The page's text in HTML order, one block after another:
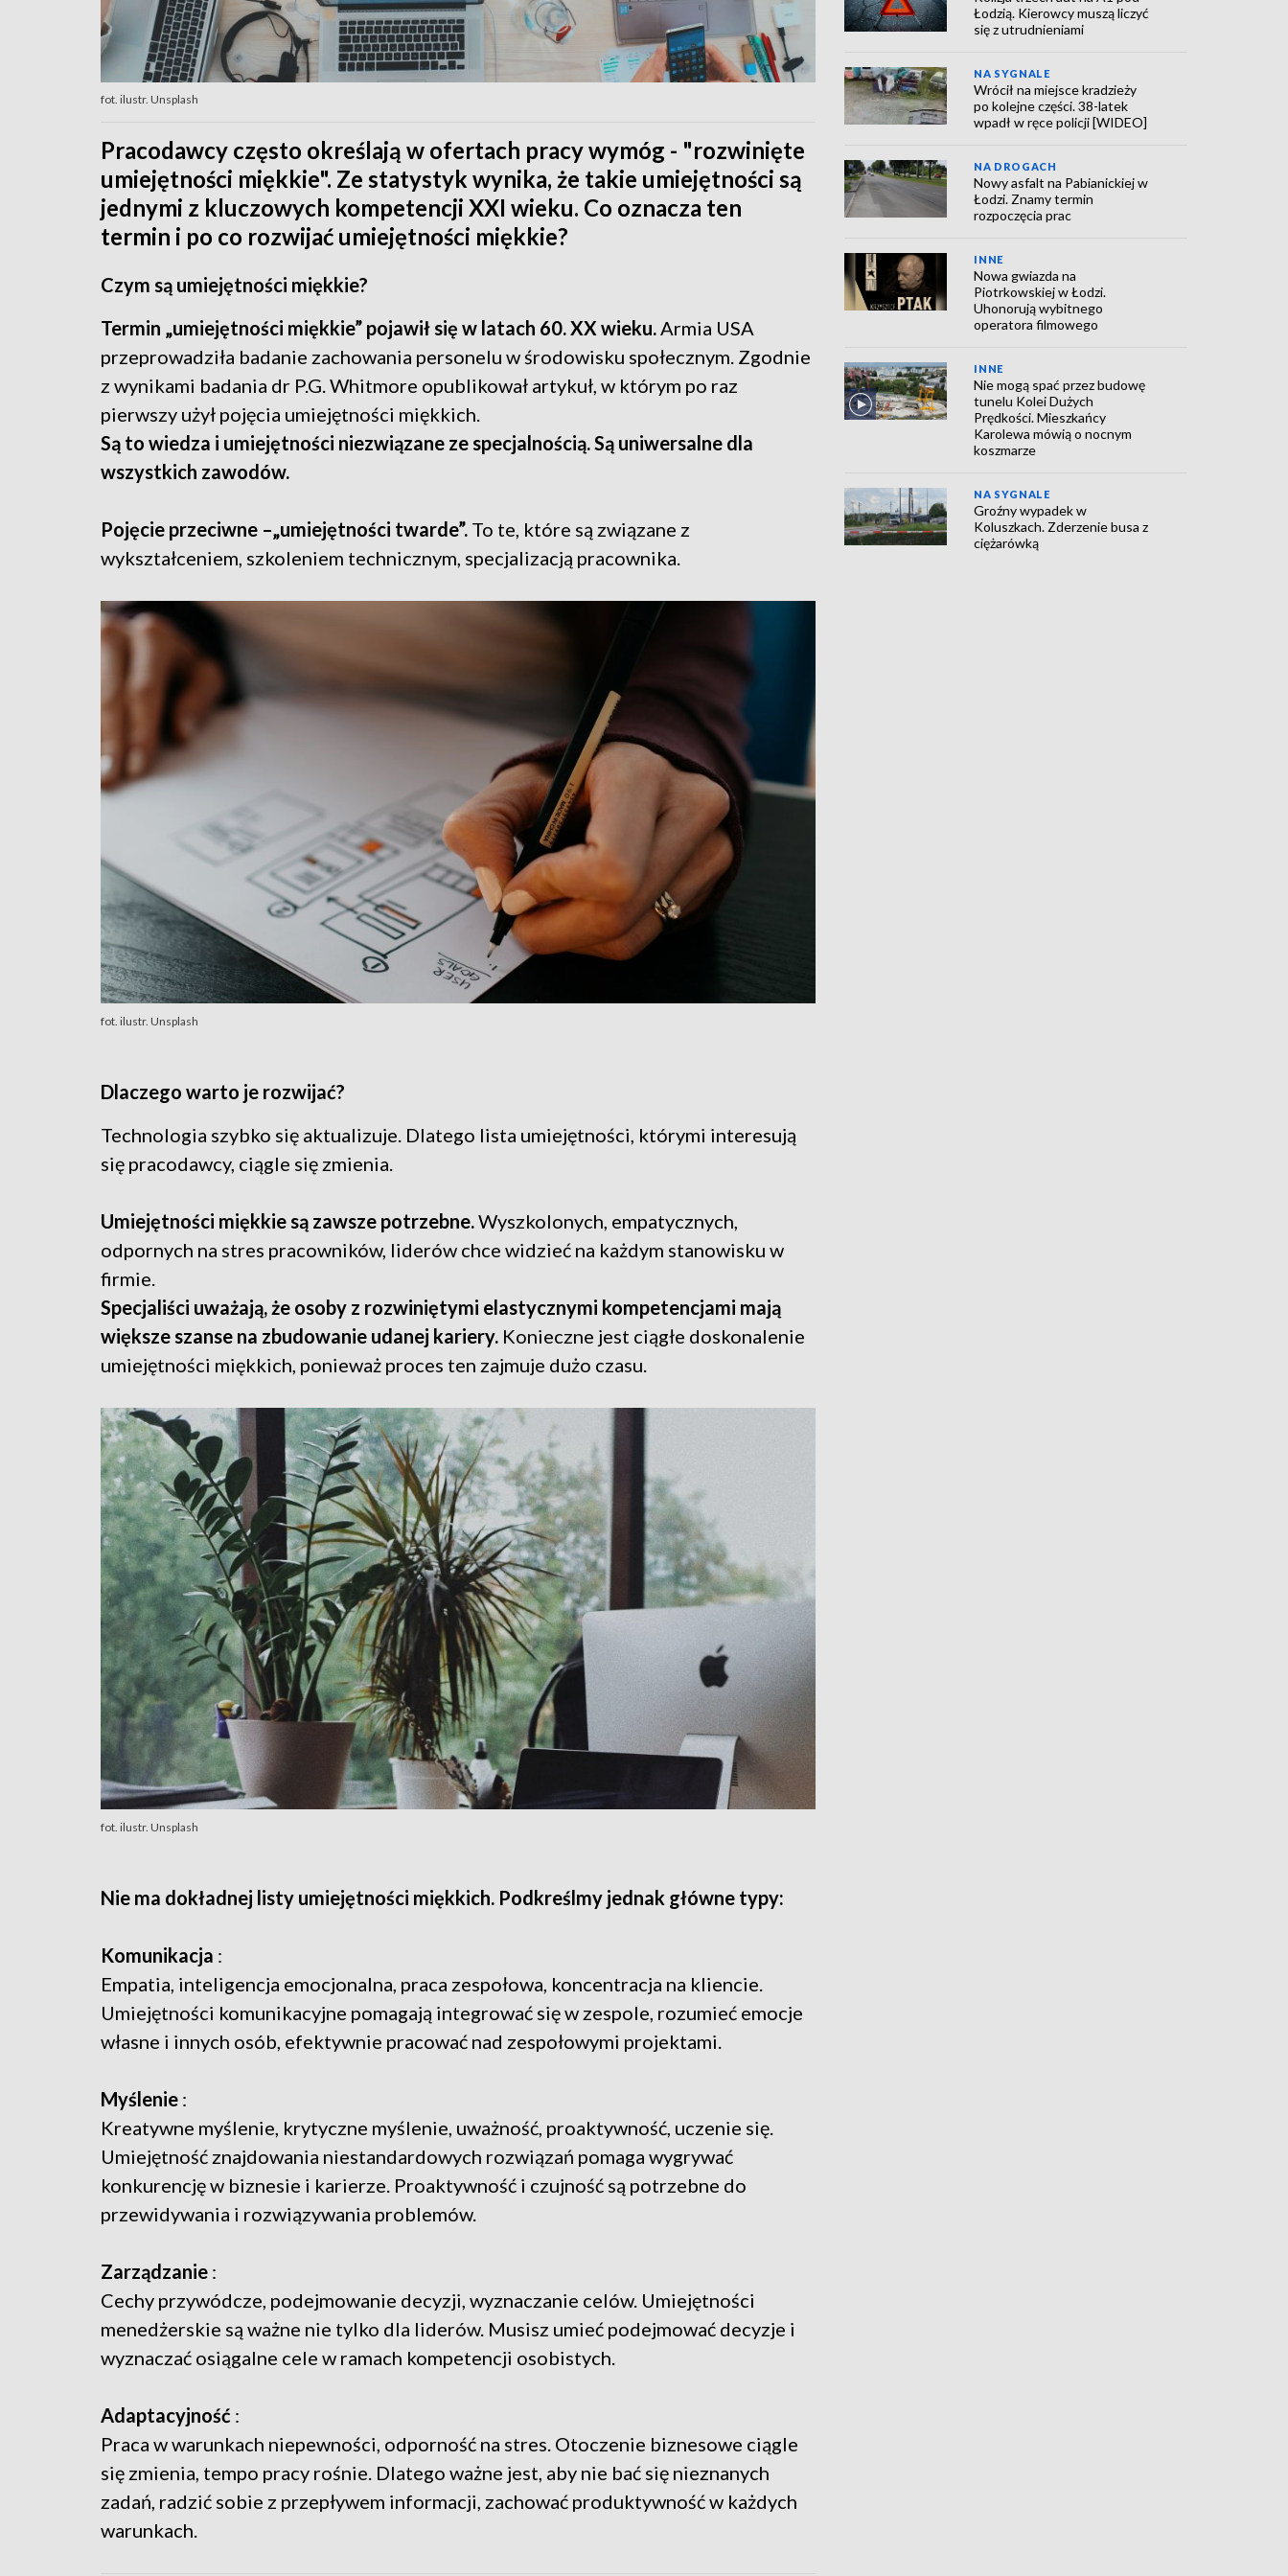
fot. ilustr. Unsplash
Pracodawcy często określają w ofertach pracy wymóg - "rozwinięte
umiejętności miękkie". Ze statystyk wynika, że takie umiejętności są
jednymi z kluczowych kompetencji XXI wieku. Co oznacza ten
termin i po co rozwijać umiejętności miękkie?
Czym są umiejętności miękkie?
Termin „umiejętności miękkie” pojawił się w latach 60. XX wieku.Armia USA
przeprowadziła badanie zachowania personelu w środowisku społecznym. Zgodnie
z wynikami badania dr P.G. Whitmore opublikował artykuł, w którym po raz
pierwszy użył pojęcia umiejętności miękkich.
Są to wiedza i umiejętności niezwiązane ze specjalnością. Są uniwersalne dla
wszystkich zawodów.
Pojęcie przeciwne –„umiejętności twarde”. To te, które są związane z
wykształceniem, szkoleniem technicznym, specjalizacją pracownika.
fot. ilustr. Unsplash
Dlaczego warto je rozwijać?
Technologia szybko się aktualizuje. Dlatego lista umiejętności, którymi interesują
się pracodawcy, ciągle się zmienia.
Umiejętności miękkie są zawsze potrzebne.Wyszkolonych, empatycznych,
odpornych na stres pracowników, liderów chce widzieć na każdym stanowisku w
firmie.
Specjaliści uważają, że osoby z rozwiniętymi elastycznymi kompetencjami mają
większe szanse na zbudowanie udanej kariery. Konieczne jest ciągłe doskonalenie
umiejętności miękkich, ponieważ proces ten zajmuje dużo czasu.
fot. ilustr. Unsplash
Nie ma dokładnej listy umiejętności miękkich. Podkreślmy jednak główne typy:
Komunikacja :
Empatia, inteligencja emocjonalna, praca zespołowa, koncentracja na kliencie.
Umiejętności komunikacyjne pomagają integrować się w zespole, rozumieć emocje
własne i innych osób, efektywnie pracować nad zespołowymi projektami.
Myślenie :
Kreatywne myślenie, krytyczne myślenie, uważność, proaktywność, uczenie się.
Umiejętność znajdowania niestandardowych rozwiązań pomaga wygrywać
konkurencję w biznesie i karierze. Proaktywność i czujność są potrzebne do
przewidywania i rozwiązywania problemów.
Zarządzanie :
Cechy przywódcze, podejmowanie decyzji, wyznaczanie celów. Umiejętności
menedżerskie są ważne nie tylko dla liderów. Musisz umieć podejmować decyzje i
wyznaczać osiągalne cele w ramach kompetencji osobistych.
Adaptacyjność :
Praca w warunkach niepewności, odporność na stres. Otoczenie biznesowe ciągle
się zmienia, tempo pracy rośnie. Dlatego ważne jest, aby nie bać się nieznanych
zadań, radzić sobie z przepływem informacji, zachować produktywność w każdych
warunkach.
Łodzią. Kierowcy muszą liczyć
się z utrudnieniami
NA SYGNALE
Wrócił na miejsce kradzieży
po kolejne części. 38-latek
wpadł w ręce policji [WIDEO]
NA DROGACH
Nowy asfalt na Pabianickiej w
Łodzi. Znamy termin
rozpoczęcia prac
INNE
Nowa gwiazda na
Piotrkowskiej w Łodzi.
Uhonorują wybitnego
operatora filmowego
INNE
Nie mogą spać przez budowę
tunelu Kolei Dużych
Prędkości. Mieszkańcy
Karolewa mówią o nocnym
koszmarze
NA SYGNALE
Groźny wypadek w
Koluszkach. Zderzenie busa z
ciężarówką